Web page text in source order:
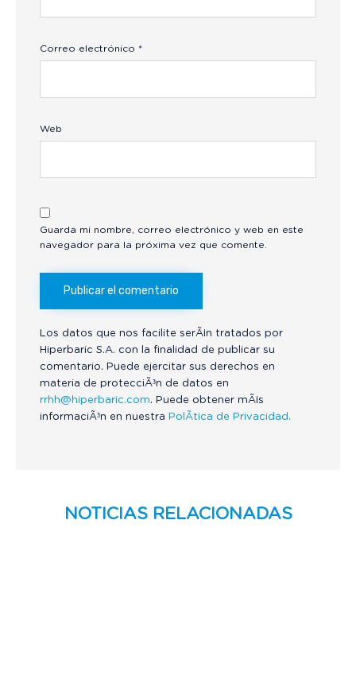
Correo electrónico *
Web
Guarda mi nombre, correo electrónico y web en este
navegador para la próxima vez que comente.
Los datos que nos facilite serÃ¡n tratados por
Hiperbaric S.A. con la finalidad de publicar su
comentario. Puede ejercitar sus derechos en
materia de protecciÃ³n de datos en
rrhh@hiperbaric.com. Puede obtener mÃ¡s
informaciÃ³n en nuestra PolÃ­tica de Privacidad.
NOTICIAS RELACIONADAS